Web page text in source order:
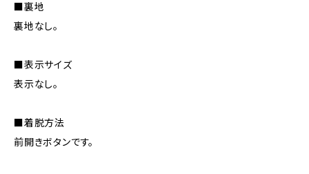
■裏地
裏地なし。
■表示サイズ
表示なし。
■着脱方法
前開きボタンです。